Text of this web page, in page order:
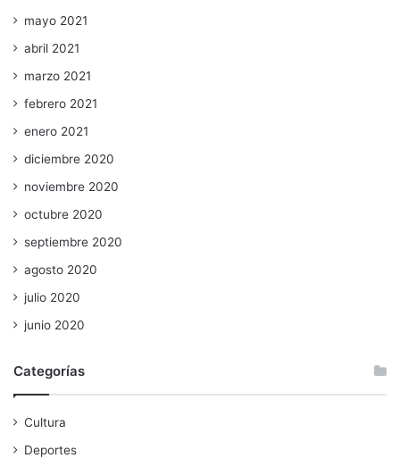
mayo 2021
abril 2021
marzo 2021
febrero 2021
enero 2021
diciembre 2020
noviembre 2020
octubre 2020
septiembre 2020
agosto 2020
julio 2020
junio 2020
Categorías
Cultura
Deportes